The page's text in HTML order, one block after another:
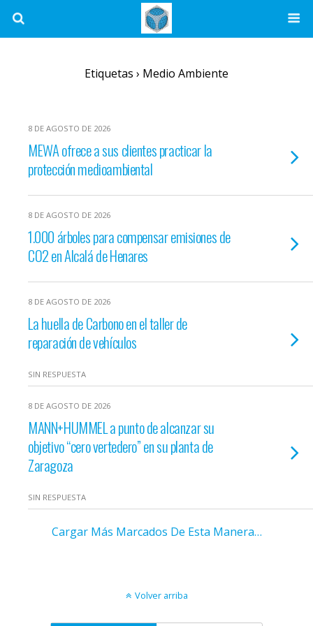
Etiquetas › Medio Ambiente
8 DE AGOSTO DE 2026
MEWA ofrece a sus clientes practicar la
protección medioambiental
8 DE AGOSTO DE 2026
1.000 árboles para compensar emisiones de
CO2 en Alcalá de Henares
8 DE AGOSTO DE 2026
La huella de Carbono en el taller de
reparación de vehículos
SIN RESPUESTA
8 DE AGOSTO DE 2026
MANN+HUMMEL a punto de alcanzar su
objetivo “cero vertedero” en su planta de
Zaragoza
SIN RESPUESTA
Cargar Más Marcados De Esta Manera…
Volver arriba